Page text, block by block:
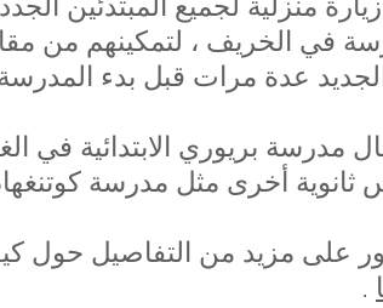
في الخريف ، لتمكينهم من
عدة مرات قبل بدء
أخرى مثل مدرسة كوتنغهام
على مزيد من التفاصيل حول
.